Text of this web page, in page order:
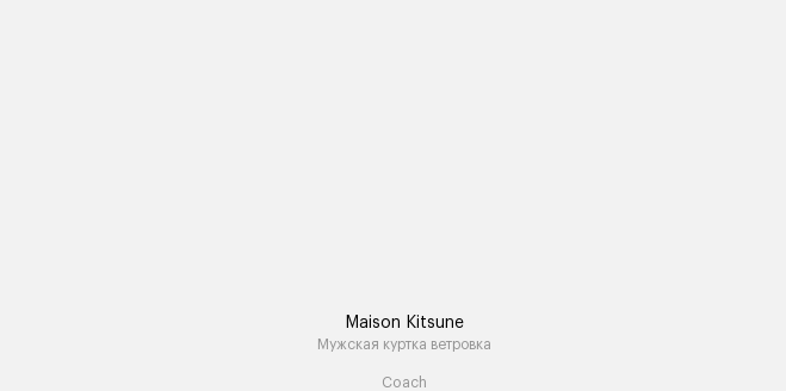
Maison Kitsune
Мужская куртка ветровка
Coach